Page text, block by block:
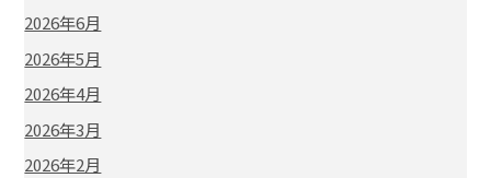
2026年6月
2026年5月
2026年4月
2026年3月
2026年2月